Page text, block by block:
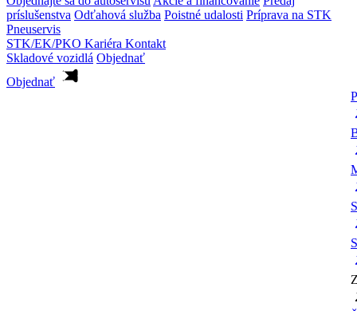
príslušenstva Odťahová služba Poistné udalosti Príprava na STK
Pneuservis
STK/EK/PKO Kariéra Kontakt
Skladové vozidlá Objednať
Objednať